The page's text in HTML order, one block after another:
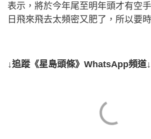
表示，將於今年尾至明年頭才有空
日飛來飛去太頻密又肥了，所以要
↓追蹤《星島頭條》WhatsApp頻道↓